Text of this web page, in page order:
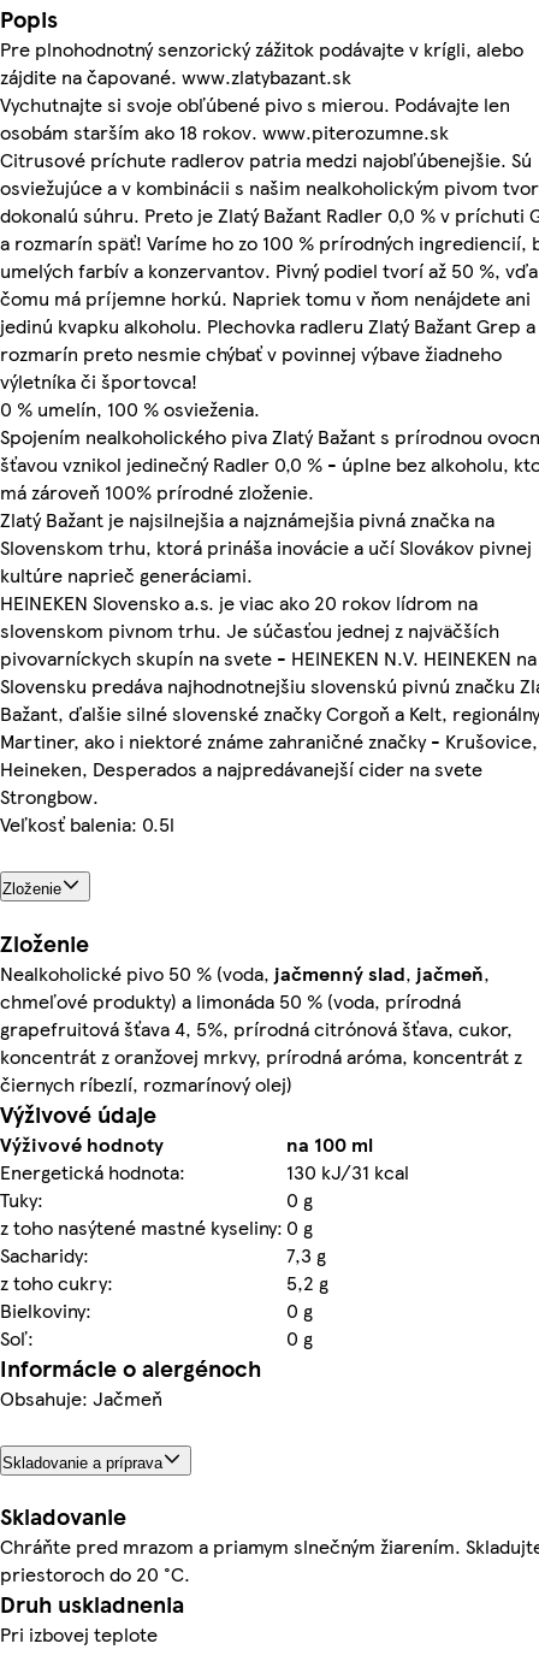
Popis
Pre plnohodnotný senzorický zážitok podávajte v krígli, alebo
zájdite na čapované. www.zlatybazant.sk
Vychutnajte si svoje obľúbené pivo s mierou. Podávajte len
osobám starším ako 18 rokov. www.piterozumne.sk
Citrusové príchute radlerov patria medzi najobľúbenejšie. Sú
osviežujúce a v kombinácii s našim nealkoholickým pivom
dokonalú súhru. Preto je Zlatý Bažant Radler 0,0 % v príchuti
a rozmarín späť! Varíme ho zo 100 % prírodných ingrediencií,
umelých farbív a konzervantov. Pivný podiel tvorí až 50 %,
čomu má príjemne horkú. Napriek tomu v ňom nenájdete ani
jedinú kvapku alkoholu. Plechovka radleru Zlatý Bažant Grep a
rozmarín preto nesmie chýbať v povinnej výbave žiadneho
výletníka či športovca!
0 % umelín, 100 % osvieženia.
Spojením nealkoholického piva Zlatý Bažant s prírodnou
šťavou vznikol jedinečný Radler 0,0 % - úplne bez alkoholu,
má zároveň 100% prírodné zloženie.
Zlatý Bažant je najsilnejšia a najznámejšia pivná značka na
Slovenskom trhu, ktorá prináša inovácie a učí Slovákov pivnej
kultúre naprieč generáciami.
HEINEKEN Slovensko a.s. je viac ako 20 rokov lídrom na
slovenskom pivnom trhu. Je súčasťou jednej z najväčších
pivovarníckych skupín na svete - HEINEKEN N.V. HEINEKEN na
Slovensku predáva najhodnotnejšiu slovenskú pivnú značku
Bažant, ďalšie silné slovenské značky Corgoň a Kelt, regionálny
Martiner, ako i niektoré známe zahraničné značky - Krušovice,
Heineken, Desperados a najpredávanejší cider na svete
Strongbow.
Veľkosť balenia: 0.5l
Zloženie
Zloženie
Nealkoholické pivo 50 % (voda, jačmenný slad, jačmeň,
chmeľové produkty) a limonáda 50 % (voda, prírodná
grapefruitová šťava 4, 5%, prírodná citrónová šťava, cukor,
koncentrát z oranžovej mrkvy, prírodná aróma, koncentrát z
čiernych ríbezlí, rozmarínový olej)
Výživové údaje
Výživové hodnoty
na 100 ml
Energetická hodnota:
130 kJ/31 kcal
Tuky:
0 g
z toho nasýtené mastné kyseliny: 0 g
Sacharidy:
7,3 g
z toho cukry:
5,2 g
Bielkoviny:
0 g
Soľ:
0 g
Informácie o alergénoch
Obsahuje: Jačmeň
Skladovanie a príprava
Skladovanie
Chráňte pred mrazom a priamym slnečným žiarením.
priestoroch do 20 °C.
Druh uskladnenia
Pri izbovej teplote